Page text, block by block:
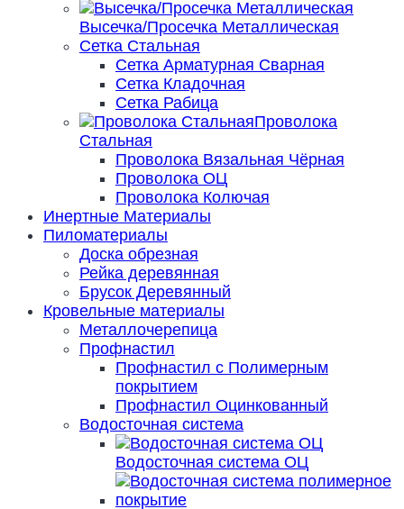
Высечка/Просечка Металлическая
Сетка Стальная
Сетка Арматурная Сварная
Сетка Кладочная
Сетка Рабица
Проволока
Стальная
Проволока Вязальная Чёрная
Проволока ОЦ
Проволока Колючая
Инертные Материалы
Пиломатериалы
Доска обрезная
Рейка деревянная
Брусок Деревянный
Кровельные материалы
Металлочерепица
Профнастил
Профнастил с Полимерным
покрытием
Профнастил Оцинкованный
Водосточная система
Водосточная система ОЦ